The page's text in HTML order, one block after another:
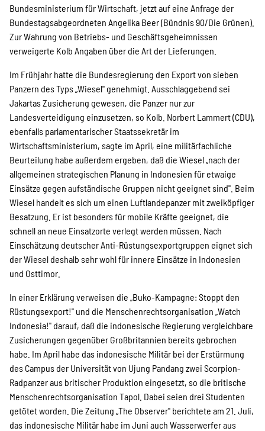
Werde Mitglied
Newsletter abonnieren
SPENDEN
Über uns
Transparenz
Kontakt
english
Indonesian
Suche
Bundesministerium für Wirtschaft, jetzt auf eine Anfrage der
Bundestagsabgeordneten Angelika Beer (Bündnis 90/Die Grünen).
Zur Wahrung von Betriebs- und Geschäftsgeheimnissen
verweigerte Kolb Angaben über die Art der Lieferungen.
Im Frühjahr hatte die Bundesregierung den Export von sieben
Panzern des Typs „Wiesel" genehmigt. Ausschlaggebend sei
Jakartas Zusicherung gewesen, die Panzer nur zur
Landesverteidigung einzusetzen, so Kolb. Norbert Lammert (CDU),
ebenfalls parlamentarischer Staatssekretär im
Wirtschaftsministerium, sagte im April, eine militärfachliche
Beurteilung habe außerdem ergeben, daß die Wiesel „nach der
allgemeinen strategischen Planung in Indonesien für etwaige
Einsätze gegen aufständische Gruppen nicht geeignet sind". Beim
Wiesel handelt es sich um einen Luftlandepanzer mit zweiköpfiger
Besatzung. Er ist besonders für mobile Kräfte geeignet, die
schnell an neue Einsatzorte verlegt werden müssen. Nach
Einschätzung deutscher Anti-Rüstungsexportgruppen eignet sich
der Wiesel deshalb sehr wohl für innere Einsätze in Indonesien
und Osttimor.
In einer Erklärung verweisen die „Buko-Kampagne: Stoppt den
Rüstungsexport!" und die Menschenrechtsorganisation „Watch
Indonesia!" darauf, daß die indonesische Regierung vergleichbare
Zusicherungen gegenüber Großbritannien bereits gebrochen
habe. Im April habe das indonesische Militär bei der Erstürmung
des Campus der Universität von Ujung Pandang zwei Scorpion-
Radpanzer aus britischer Produktion eingesetzt, so die britische
Menschenrechtsorganisation Tapol. Dabei seien drei Studenten
getötet worden. Die Zeitung „The Observer" berichtete am 21. Juli,
das indonesische Militär habe im Juni auch Wasserwerfer aus